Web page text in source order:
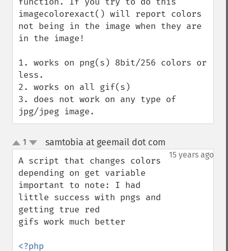
imagecolorexact() will report colors
not being in the image when they are
in the image!
1. works on png(s) 8bit/256 colors or
less.
2. works on all gif(s)
3. does not work on any type of
jpg/jpeg image.
up
down
1 samtobia at geemail dot com
15 years ago
A script that changes colors
depending on get variable
important to note: I had
little success with pngs and
getting true red
gifs work much better